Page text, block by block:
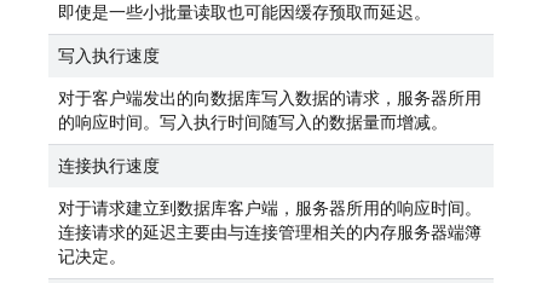
即使是一些小批量读取也可能因缓存预取而延迟。
写入执行速度
对于客户端发出的向数据库写入数据的请求，服务器所用
的响应时间。写入执行时间随写入的数据量而增减。
连接执行速度
对于请求建立到数据库客户端，服务器所用的响应时间。
连接请求的延迟主要由与连接管理相关的内存服务器端簿
记决定。